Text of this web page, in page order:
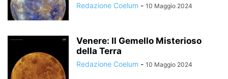
Redazione Coelum - 10 Maggio 2024
Venere: Il Gemello Misterioso
della Terra
Redazione Coelum - 10 Maggio 2024